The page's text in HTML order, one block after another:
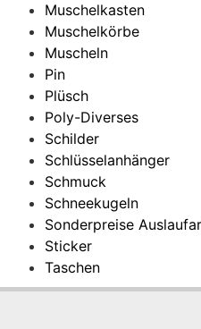
Muschelkasten
Muschelkörbe
Muscheln
Pin
Plüsch
Poly-Diverses
Schilder
Schlüsselanhänger
Schmuck
Schneekugeln
Sonderpreise
Sticker
Taschen